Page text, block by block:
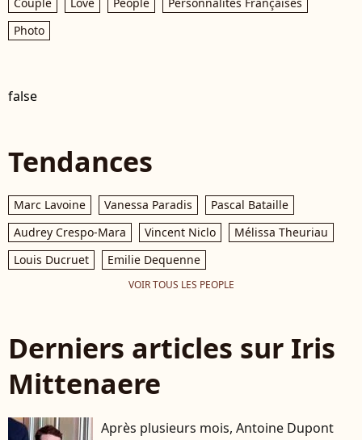
Photo
false
Tendances
Marc Lavoine Vanessa Paradis
Pascal Bataille
Audrey Crespo-Mara
Vincent Niclo
Mélissa Theuriau
Louis Ducruet
Emilie Dequenne
VOIR TOUS LES PEOPLE
Derniers articles sur Iris
Mittenaere
Après plusieurs mois, Antoine Dupont